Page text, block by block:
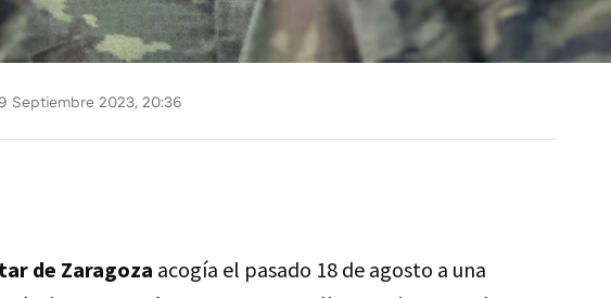
Septiembre 2023, 20:36
de Zaragoza acogía el pasado 18 de agosto a una